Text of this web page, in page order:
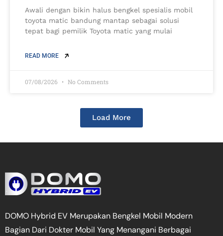
Awali dengan bikin halus bengkel spesialis mobil
toyota matic bandung mantap sebagai solusi
tepat bagi pemilik Toyota matic yang mulai
READ MORE
07/08/2026 No Comments
Load More
DOMO Hybrid EV Merupakan Bengkel Mobil Modern
Bagian Dari Dokter Mobil Yang Menangani Berbagai